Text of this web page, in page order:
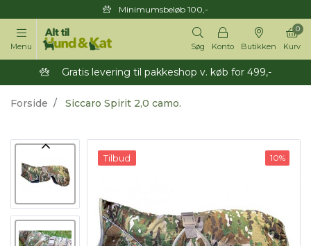
Minimumsbeløb 100,-
Menu Søg Konto Butikken Kurv
0
Gratis levering til pakkeshop v. køb for 499,-
Forside Siccaro Spirit 2,0 camo.
Tilbud 10%